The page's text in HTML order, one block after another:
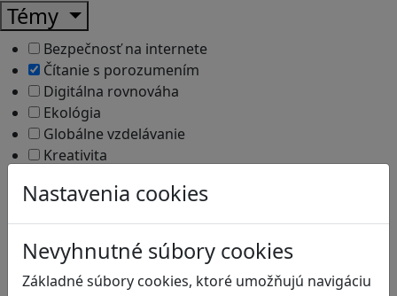
Nastavenia cookies
Nevyhnutné súbory cookies
Základné súbory cookies, ktoré umožňujú navigáciu
Témy
Bezpečnosť na internete
Čítanie s porozumením
Digitálna rovnováha
Ekológia
Globálne vzdelávanie
Kreativita
Kyberšikana
Logické myslenie
Ľudské práva a tolerancia
Motorika a koncentrácia
Programovanie/Technika